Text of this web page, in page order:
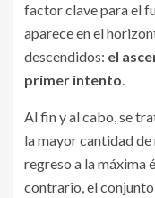
factor clave para el
aparece en el
descendidos: el
primer intento.
Al fin y al cabo, se
la mayor cantidad
regreso a la máxima
contrario, el